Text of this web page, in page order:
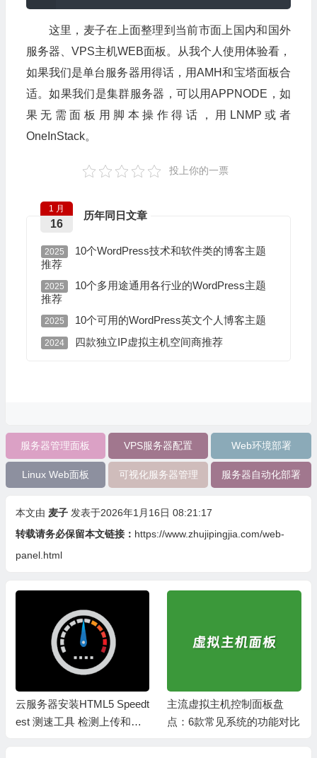
这里，麦子在上面整理到当前市面上国内和国外
服务器、VPS主机WEB面板。从我个人使用体验看，
如果我们是单台服务器用得话，用AMH和宝塔面板合
适。如果我们是集群服务器，可以用APPNODE，如
果无需面板用脚本操作得话，用LNMP或者
OneInStack。
投上你的一票
历年同日文章
1 月
16
2025
10个WordPress技术和软件类的博客主题
推荐
2025
10个多用途通用各行业的WordPress主题
推荐
2025 10个可用的WordPress英文个人博客主题
2024 四款独立IP虚拟主机空间商推荐
服务器管理面板 VPS服务器配置 Web环境部署
Linux Web面板 可视化服务器管理 服务器自动化部署
本文由 麦子 发表于2026年1月16日 08:21:17
转载请务必保留本文链接： https://www.zhujipingjia.com/web-
panel.html
主流虚拟主机控制面板盘
点：6款常见系统的功能对比
6款国内外精选免费开源论坛
程序推荐